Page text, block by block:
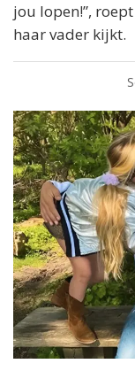
jou lopen!”,
haar vader kijkt.